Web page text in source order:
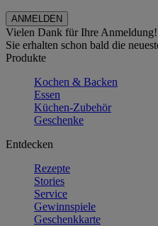
Vielen Dank für Ihre Anmeldung!
Sie erhalten schon bald die
Produkte
Kochen & Backen
Essen
Küchen-Zubehör
Geschenke
Entdecken
Rezepte
Stories
Service
Gewinnspiele
Geschenkkarte